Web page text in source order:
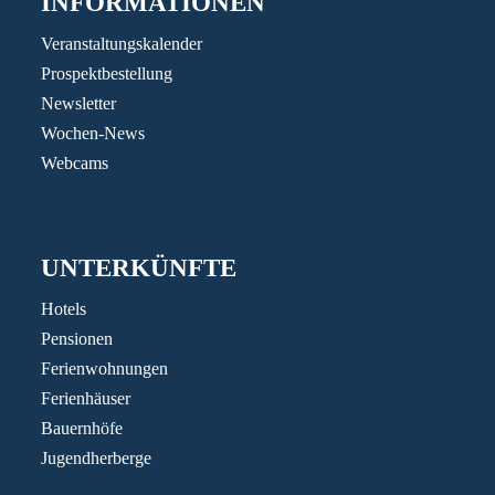
Veranstaltungskalender
Prospektbestellung
Newsletter
Wochen-News
Webcams
UNTERKÜNFTE
Hotels
Pensionen
Ferienwohnungen
Ferienhäuser
Bauernhöfe
Jugendherberge